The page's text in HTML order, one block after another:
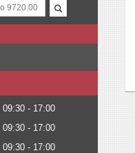
09:30
17:00
09:30
17:00
09:30
17:00